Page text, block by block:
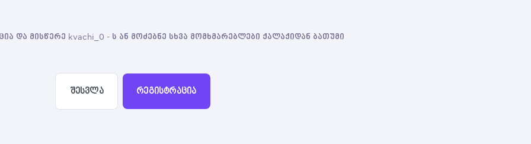
და მისწერე kvachi_0 - ს ან მოძებნე სხვა მომხმარებლები ქალაქიდან ბათუმი
შესვლა რეგისტრაცია